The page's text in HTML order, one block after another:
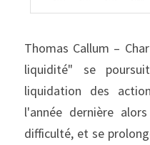
Thomas Callum –
liquidité" se
liquidation des
l'année dernière
difficulté, et se